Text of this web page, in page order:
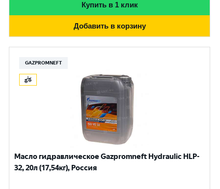
Купить в 1 клик
Добавить в корзину
GAZPROMNEFT
Масло гидравлическое Gazpromneft Hydraulic HLP-
32, 20л (17,54кг), Россия